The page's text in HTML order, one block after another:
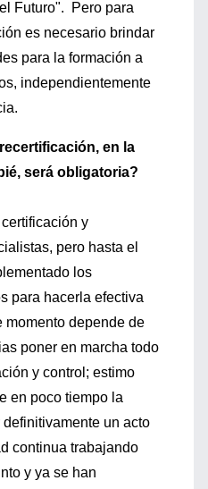
Futuro". Pero para
es necesario brindar
para la formación a
independientemente
en la
será obligatoria?
y
pero hasta el
los
para hacerla efectiva
momento depende de
poner en marcha todo
y control; estimo
en poco tiempo la
un acto
continua trabajando
y ya se han